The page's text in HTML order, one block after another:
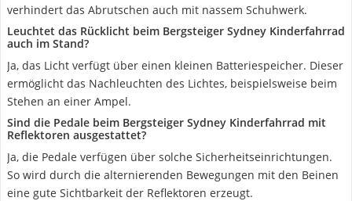
verhindert das Abrutschen auch mit nassem Schuhwerk.
Leuchtet das Rücklicht beim Bergsteiger Sydney Kinderfahrrad
auch im Stand?
Ja, das Licht verfügt über einen kleinen Batteriespeicher. Dieser
ermöglicht das Nachleuchten des Lichtes, beispielsweise beim
Stehen an einer Ampel.
Sind die Pedale beim Bergsteiger Sydney Kinderfahrrad mit
Reflektoren ausgestattet?
Ja, die Pedale verfügen über solche Sicherheitseinrichtungen.
So wird durch die alternierenden Bewegungen mit den Beinen
eine gute Sichtbarkeit der Reflektoren erzeugt.